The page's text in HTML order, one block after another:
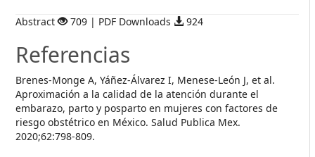
Abstract 709 | PDF Downloads 924
Referencias
Brenes-Monge A, Yáñez-Álvarez I, Menese-León J, et al.
Aproximación a la calidad de la atención durante el
embarazo, parto y posparto en mujeres con factores de
riesgo obstétrico en México. Salud Publica Mex.
2020;62:798-809.